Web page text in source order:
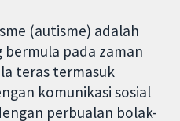
(autisme) adalah
pada zaman
teras termasuk
komunikasi sosial
perbualan bolak-